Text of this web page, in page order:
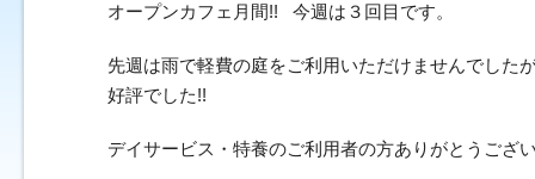
オープンカフェ月間!! 今週は３回目です。
先週は雨で軽費の庭をご利用いただけませんでした
好評でした!!
デイサービス・特養のご利用者の方ありがとうござ